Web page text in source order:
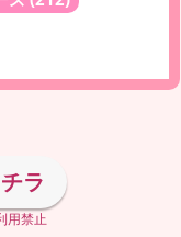
ラ
用禁止